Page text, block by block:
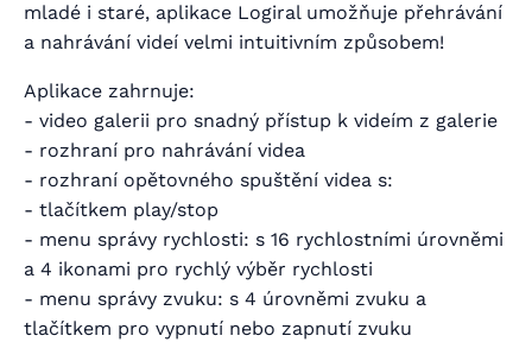
mladé i staré, aplikace Logiral umožňuje přehrávání
a nahrávání videí velmi intuitivním způsobem!
Aplikace zahrnuje:
- video galerii pro snadný přístup k videím z galerie
- rozhraní pro nahrávání videa
- rozhraní opětovného spuštění videa s:
- tlačítkem play/stop
- menu správy rychlosti: s 16 rychlostními úrovněmi
a 4 ikonami pro rychlý výběr rychlosti
- menu správy zvuku: s 4 úrovněmi zvuku a
tlačítkem pro vypnutí nebo zapnutí zvuku